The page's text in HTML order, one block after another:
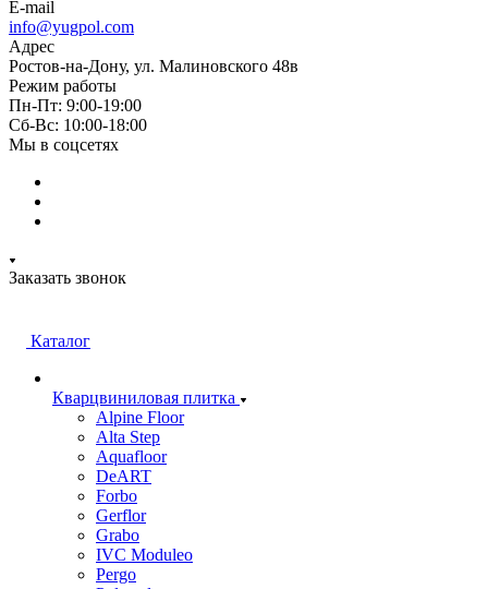
E-mail
info@yugpol.com
Адрес
Ростов-на-Дону, ул. Малиновского 48в
Режим работы
Пн-Пт: 9:00-19:00
Cб-Вс: 10:00-18:00
Мы в соцсетях
Заказать звонок
Каталог
Кварцвиниловая плитка
Alpine Floor
Alta Step
Aquafloor
DeART
Forbo
Gerflor
Grabo
IVC Moduleo
Pergo